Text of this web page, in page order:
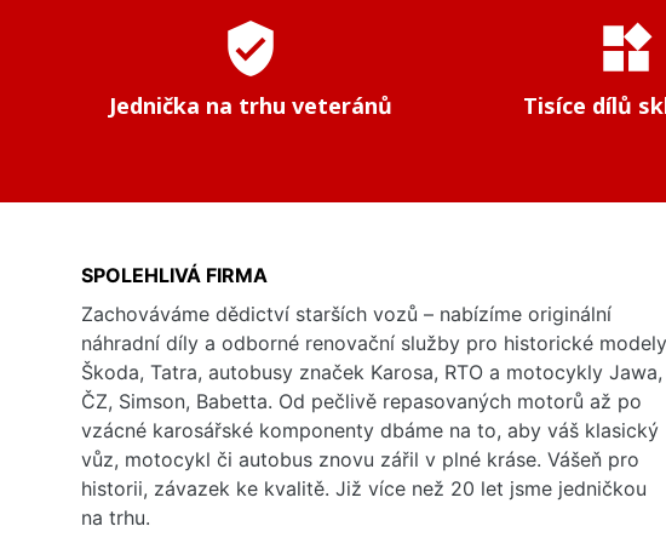
verified_user
Jednička na trhu veteránů
widgets
Tisíce dílů
SPOLEHLIVÁ FIRMA
Zachováváme dědictví starších vozů – nabízíme originální
náhradní díly a odborné renovační služby pro historické modely
Škoda, Tatra, autobusy značek Karosa, RTO a motocykly Jawa,
ČZ, Simson, Babetta. Od pečlivě repasovaných motorů až po
vzácné karosářské komponenty dbáme na to, aby váš klasický
vůz, motocykl či autobus znovu zářil v plné kráse. Vášeň pro
historii, závazek ke kvalitě. Již více než 20 let jsme jedničkou
na trhu.